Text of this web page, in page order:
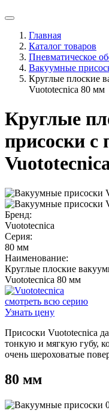
Главная
Каталог товаров
Пневматическое
Вакуумные
Круглые плоские
Vuototecnica 80 мм
Круглые
присоски с
Бренд:
Vuototecnica
Серия:
80 мм
Наименование:
Круглые плоские
Vuototecnica 80 мм
смотреть всю серию
Узнать цену
Присоски Vuototecnica
тонкую и мягкую губу,
очень шероховатые
80 мм